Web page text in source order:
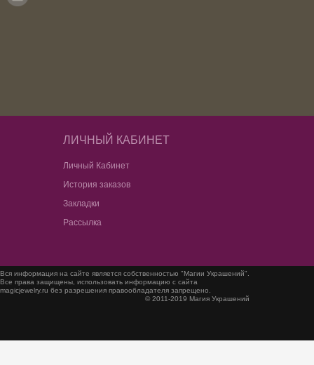
ЛИЧНЫЙ КАБИНЕТ
Личный Кабинет
История заказов
Закладки
Рассылка
Вся информация на сайте является собственностью "Магии Украшений".
Все права защищены, использовать информацию с сайта
magicjewelry.ru без разрешения правообладателя запрещено.
© 2011-2019 Магия Украшений